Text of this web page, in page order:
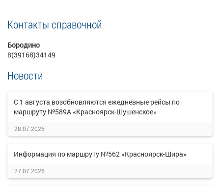
Контакты справочной
Бородино
8(39168)34149
Новости
С 1 августа возобновляются ежедневные рейсы по
маршруту №589А «Красноярск-Шушенское»
28.07.2026
Информация по маршруту №562 «Красноярск-Шира»
27.07.2026